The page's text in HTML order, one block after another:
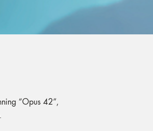
“Opus 42”,